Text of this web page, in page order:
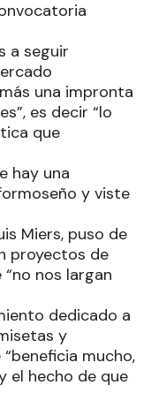
a seguir
una impronta
es decir “lo
que
hay una
y viste
Miers, puso de
proyectos de
nos largan
dedicado a
y
mucho,
el hecho de que